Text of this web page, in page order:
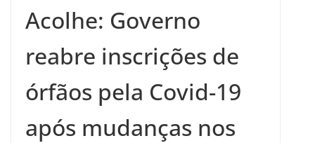
Acolhe: Governo
reabre inscrições de
órfãos pela Covid-19
após mudanças nos